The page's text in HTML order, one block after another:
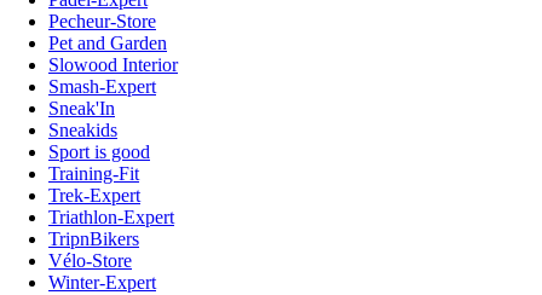
Pecheur-Store
Pet and Garden
Slowood Interior
Smash-Expert
Sneak'In
Sneakids
Sport is good
Training-Fit
Trek-Expert
Triathlon-Expert
TripnBikers
Vélo-Store
Winter-Expert